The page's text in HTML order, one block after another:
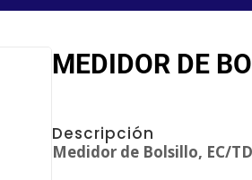
MEDIDOR DE
Descripción
Medidor de Bolsillo, EC/